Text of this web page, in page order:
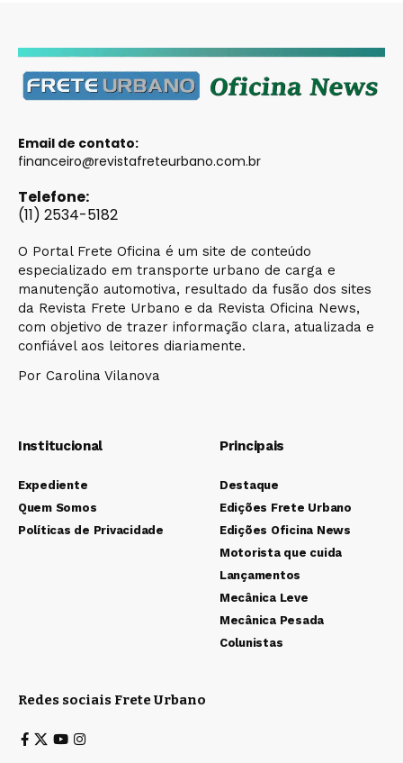
Email de contato:
financeiro@revistafreteurbano.com.br
Telefone:
(11) 2534-5182
O Portal Frete Oficina é um site de conteúdo
especializado em transporte urbano de carga e
manutenção automotiva, resultado da fusão dos sites
da Revista Frete Urbano e da Revista Oficina News,
com objetivo de trazer informação clara, atualizada e
confiável aos leitores diariamente.
Por Carolina Vilanova
Institucional
Expediente
Quem Somos
Políticas de Privacidade
Principais
Destaque
Edições Frete Urbano
Edições Oficina News
Motorista que cuida
Lançamentos
Mecânica Leve
Mecânica Pesada
Colunistas
Redes sociais Frete Urbano